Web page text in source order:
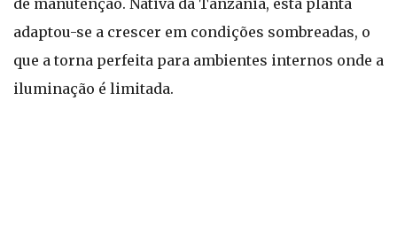
de manutenção. Nativa da Tanzânia, esta planta
adaptou-se a crescer em condições sombreadas, o
que a torna perfeita para ambientes internos onde a
iluminação é limitada.